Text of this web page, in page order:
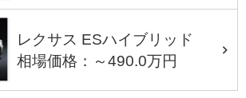
レクサス ESハイブリッド
相場価格：～490.0万円